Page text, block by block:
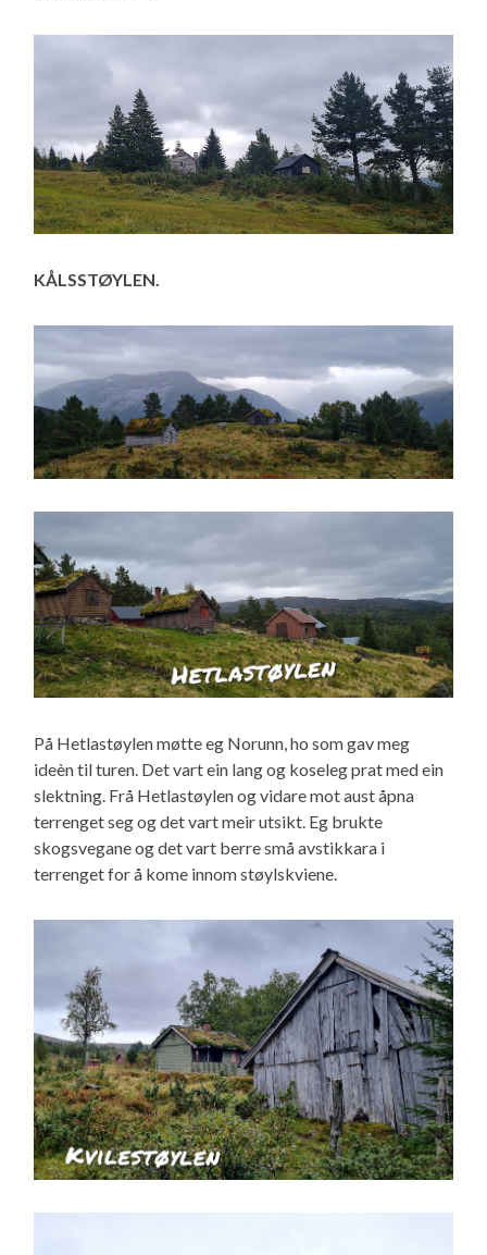
KÅLSSTØYLEN.
På Hetlastøylen møtte eg Norunn, ho som gav meg
ideèn til turen. Det vart ein lang og koseleg prat med ein
slektning. Frå Hetlastøylen og vidare mot aust åpna
terrenget seg og det vart meir utsikt. Eg brukte
skogsvegane og det vart berre små avstikkara i
terrenget for å kome innom støylskviene.